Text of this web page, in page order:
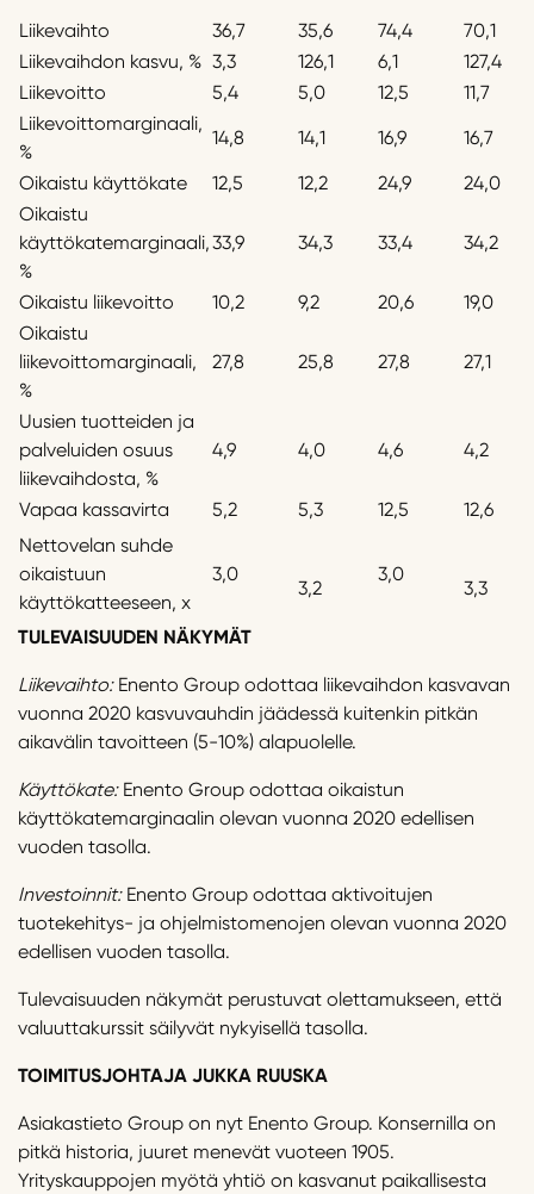
Liikevaihto 36,7 35,6 74,4
70,1
Liikevaihdon kasvu, % 3,3 126,1 6,1
127,4
Liikevoitto
5,4 5,0 12,5
11,7
Liikevoittomarginaali,
%
14,8 14,1 16,9
16,7
Oikaistu käyttökate
12,5 12,2 24,9
24,0
Oikaistu
käyttökatemarginaali,
%
33,9 34,3 33,4 34,2
Oikaistu liikevoitto 10,2 9,2 20,6
19,0
Oikaistu
liikevoittomarginaali,
%
27,8 25,8 27,8 27,1
Uusien tuotteiden ja
palveluiden osuus
liikevaihdosta, %
4,9 4,0 4,6 4,2
Vapaa kassavirta 5,2 5,3 12,5
12,6
Nettovelan suhde
oikaistuun
käyttökatteeseen, x
3,0
3,2
3,0
3,3
TULEVAISUUDEN NÄKYMÄT
Liikevaihto:Enento Group odottaa liikevaihdon kasvavan
vuonna 2020 kasvuvauhdin jäädessä kuitenkin pitkän
aikavälin tavoitteen (5-10%) alapuolelle.
Käyttökate:Enento Group odottaa oikaistun
käyttökatemarginaalin olevan vuonna 2020 edellisen
vuoden tasolla.
Investoinnit:Enento Group odottaa aktivoitujen
tuotekehitys- ja ohjelmistomenojen olevan vuonna 2020
edellisen vuoden tasolla.
Tulevaisuuden näkymät perustuvat olettamukseen, että
valuuttakurssit säilyvät nykyisellä tasolla.
TOIMITUSJOHTAJA JUKKA RUUSKA
Asiakastieto Group on nyt Enento Group. Konsernilla on
pitkä historia, juuret menevät vuoteen 1905.
Yrityskauppojen myötä yhtiö on kasvanut paikallisesta